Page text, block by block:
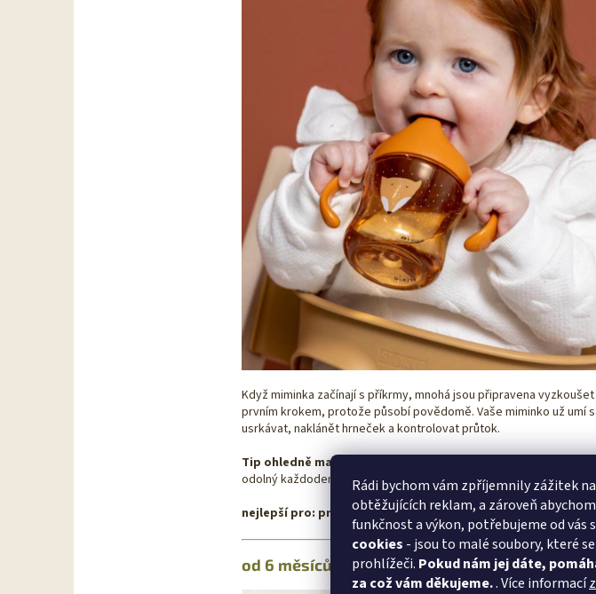
Rádi bychom vám zpříjemnily zážitek
obtěžujících reklam, a zároveň
funkčnost a výkon, potřebujeme od vás
cookies - jsou to malé soubory, které
prohlížeči. Pokud nám jej dáte,
za což vám děkujeme.. Více informací
Když miminka začínají s příkrmy, mnohá jsou připravena
prvním krokem, protože působí povědomě. Vaše miminko už
usrkávat, naklánět hrneček a kontrolovat průtok.
Tip ohledně materiálu:
odolný každodenním pádům.
nejlepší pro: první cvičení s hrnečkem •malé přestávky na
od 6 měsíců: 360° hrneček